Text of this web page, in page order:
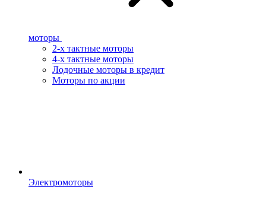
моторы
2-х тактные моторы
4-х тактные моторы
Лодочные моторы в кредит
Моторы по акции
Электромоторы